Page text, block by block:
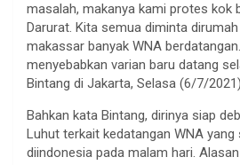
masalah, makanya kami protes kok
Darurat. Kita semua diminta
makassar banyak WNA
menyebabkan varian baru datang
Bintang di Jakarta, Selasa (6/7/2021)
Bahkan kata Bintang, dirinya siap
Luhut terkait kedatangan WNA
diindonesia pada malam hari.